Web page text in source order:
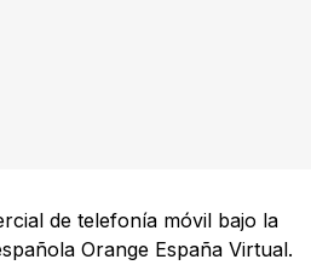
de telefonía móvil bajo la
Orange España Virtual.